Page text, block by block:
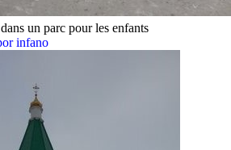
un parc pour les enfants
infano